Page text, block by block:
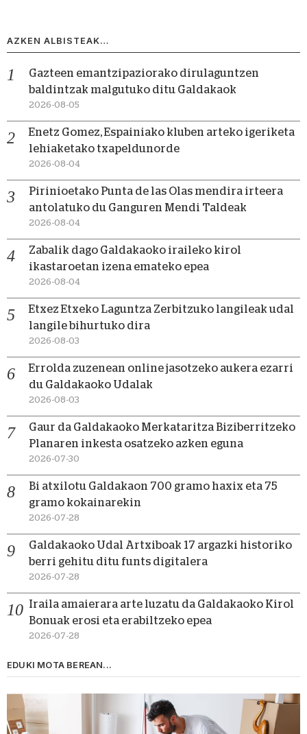
AZKEN ALBISTEAK…
Gazteen emantzipaziorako dirulaguntzen
baldintzak malgutuko ditu Galdakaok
2026-08-05
Enetz Gomez, Espainiako kluben arteko igeriketa
lehiaketako txapeldunorde
2026-08-04
Pirinioetako Punta de las Olas mendira irteera
antolatuko du Ganguren Mendi Taldeak
2026-08-04
Zabalik dago Galdakaoko iraileko kirol
ikastaroetan izena emateko epea
2026-08-04
Etxez Etxeko Laguntza Zerbitzuko langileak udal
langile bihurtuko dira
2026-08-03
Errolda zuzenean online jasotzeko aukera ezarri
du Galdakaoko Udalak
2026-08-03
Gaur da Galdakaoko Merkataritza Biziberritzeko
Planaren inkesta osatzeko azken eguna
2026-07-30
Bi atxilotu Galdakaon 700 gramo haxix eta 75
gramo kokainarekin
2026-07-28
Galdakaoko Udal Artxiboak 17 argazki historiko
berri gehitu ditu funts digitalera
2026-07-28
Iraila amaierara arte luzatu da Galdakaoko Kirol
Bonuak erosi eta erabiltzeko epea
2026-07-28
EDUKI MOTA BEREAN...